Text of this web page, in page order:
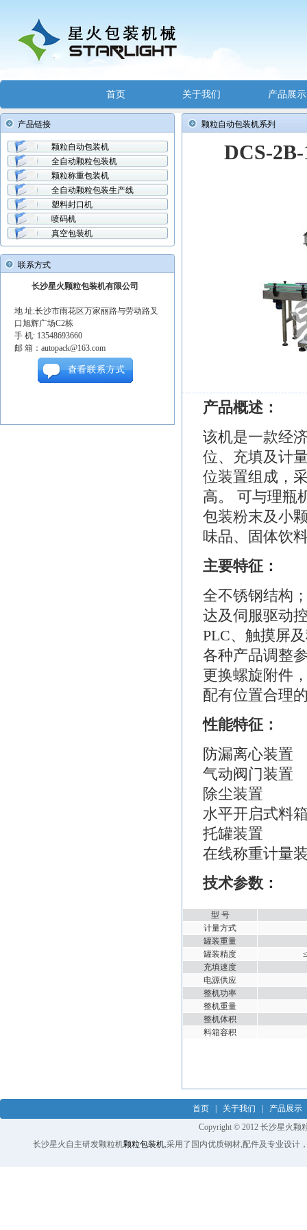
首页 关于我们 产品展示
产品链接
颗粒自动包装机
全自动颗粒包装机
颗粒称重包装机
全自动颗粒包装生产线
塑料封口机
喷码机
真空包装机
联系方式
长沙星火颗粒包装机有限公司
地 址:长沙市雨花区万家丽路与劳动路叉
口旭辉广场C2栋
手 机: 13548693660
邮 箱：autopack@163.com
颗粒自动包装机系列
DCS-
产品概述：
该机是一款经
位、充填及计
位装置组成，
高。 可与理瓶
包装粉末及小
味品、固体饮
主要特征：
全不锈钢结构
达及伺服驱动
PLC、触摸屏
各种产品调整
更换螺旋附件
配有位置合理
性能特征：
防漏离心装置
气动阀门装置
除尘装置
水平开启式料
托罐装置
在线称重计量
技术参数：
型 号
计量方式
罐装重量
罐装精度
充填速度
电源供应
整机功率
整机重量
整机体积
料箱容积
首页| 关于我们 产品展示
Copyright © 2012 长沙星火颗
长沙星火自主研发颗粒机颗粒包装机,采用了国内优质钢材,配件及专业设计